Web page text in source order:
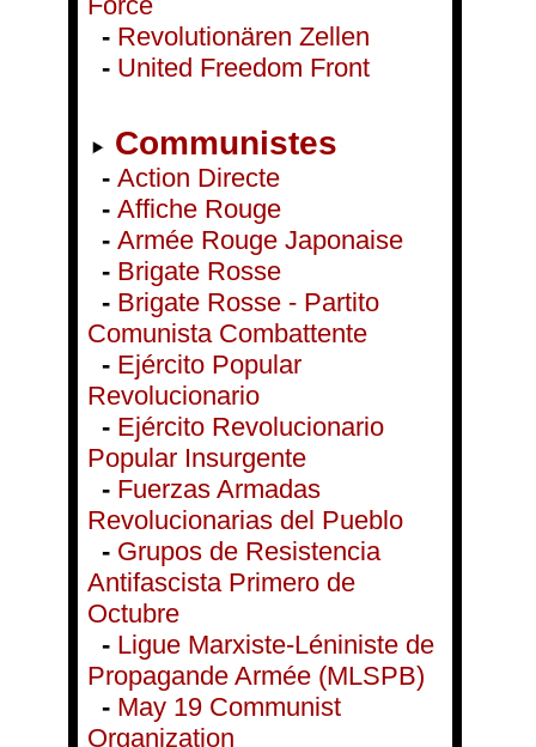
- Revolutionären Zellen
- United Freedom Front
Communistes
- Action Directe
- Affiche Rouge
- Armée Rouge Japonaise
- Brigate Rosse
- Brigate Rosse - Partito
Comunista Combattente
- Ejército Popular
Revolucionario
- Ejército Revolucionario
Popular Insurgente
- Fuerzas Armadas
Revolucionarias del Pueblo
- Grupos de Resistencia
Antifascista Primero de
Octubre
- Ligue Marxiste-Léniniste de
Propagande Armée (MLSPB)
- May 19 Communist
Organization